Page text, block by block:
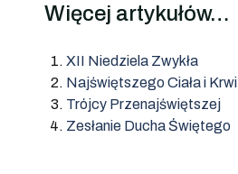
Więcej artykułów…
XII Niedziela Zwykła
Najświętszego Ciała i
Trójcy Przenajświętszej
Zesłanie Ducha Świętego